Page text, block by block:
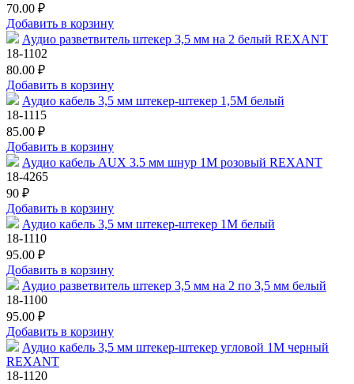
70.00 ₽
Добавить в корзину
Аудио разветвитель штекер 3,5 мм на 2 белый REXANT
18-1102
80.00 ₽
Добавить в корзину
Аудио кабель 3,5 мм штекер-штекер 1,5М белый
18-1115
85.00 ₽
Добавить в корзину
Аудио кабель AUX 3.5 мм шнур 1M розовый REXANT
18-4265
90 ₽
Добавить в корзину
Аудио кабель 3,5 мм штекер-штекер 1М белый
18-1110
95.00 ₽
Добавить в корзину
Аудио разветвитель штекер 3,5 мм на 2 по 3,5 мм белый
18-1100
95.00 ₽
Добавить в корзину
Аудио кабель 3,5 мм штекер-штекер угловой 1М черный
REXANT
18-1120